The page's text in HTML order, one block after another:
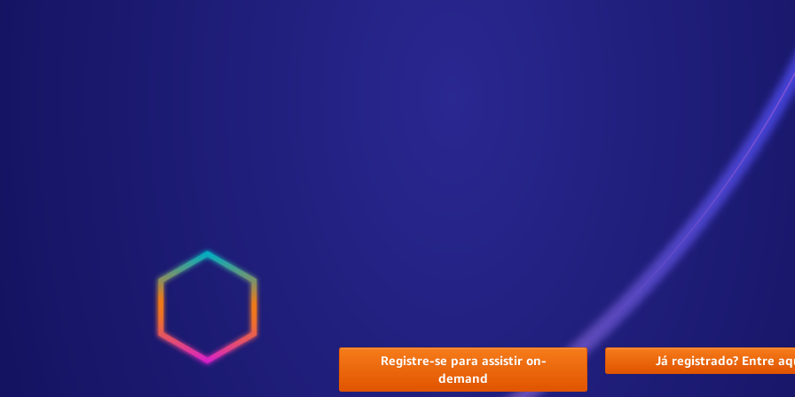
Chief Technology Officer, YPF
Chief Technology Officer, C6 Bank
Registre-se para assistir on-
demand
Já registrado? Entre